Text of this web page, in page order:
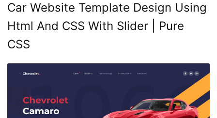
Car Website Template Design Using
Html And CSS With Slider | Pure
CSS